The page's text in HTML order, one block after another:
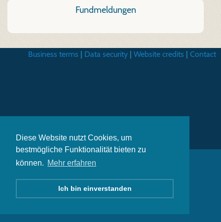
Diese Website nutzt Cookies, um
bestmögliche Funktionalität bieten zu
können. Mehr erfahren
Ich bin einverstanden
Fundmeldungen
Business terms | Data security | Website credits | Contact